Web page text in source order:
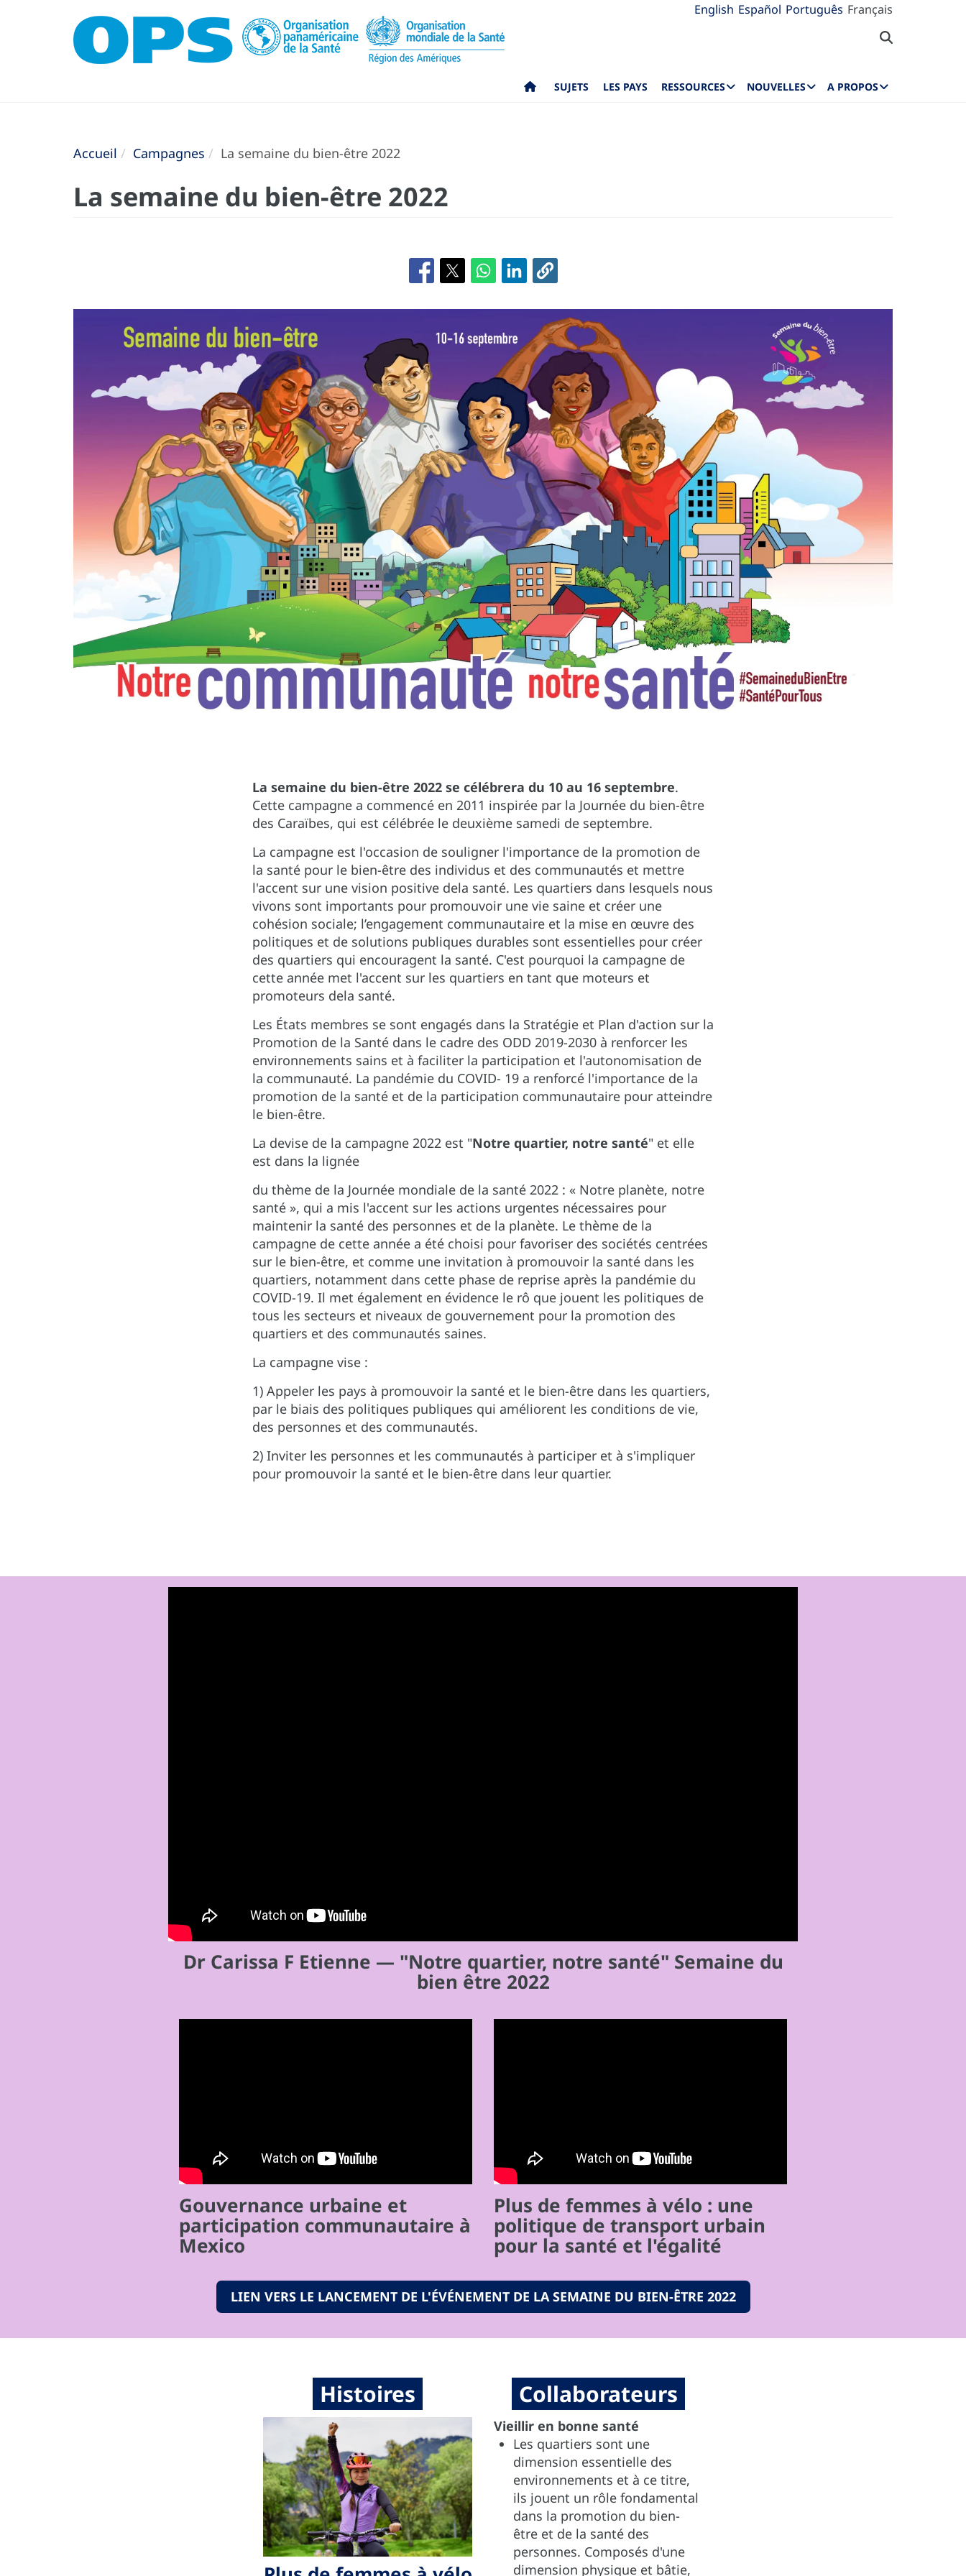
English Español Português Français
SUJETS LES PAYS RESSOURCES NOUVELLES A PROPOS
Accueil Campagnes La semaine du bien-être 2022
La semaine du bien-être 2022
La semaine du bien-être 2022 se célébrera du 10 au 16 septembre.
Cette campagne a commencé en 2011 inspirée par la Journée du bien-être
des Caraïbes, qui est célébrée le deuxième samedi de septembre.
La campagne est l'occasion de souligner l'importance de la promotion de
la santé pour le bien-être des individus et des communautés et mettre
l'accent sur une vision positive dela santé. Les quartiers dans lesquels nous
vivons sont importants pour promouvoir une vie saine et créer une
cohésion sociale; l’engagement communautaire et la mise en œuvre des
politiques et de solutions publiques durables sont essentielles pour créer
des quartiers qui encouragent la santé. C'est pourquoi la campagne de
cette année met l'accent sur les quartiers en tant que moteurs et
promoteurs dela santé.
Les États membres se sont engagés dans la Stratégie et Plan d'action sur la
Promotion de la Santé dans le cadre des ODD 2019-2030 à renforcer les
environnements sains et à faciliter la participation et l'autonomisation de
la communauté. La pandémie du COVID- 19 a renforcé l'importance de la
promotion de la santé et de la participation communautaire pour atteindre
le bien-être.
La devise de la campagne 2022 est "Notre quartier, notre santé" et elle
est dans la lignée
du thème de la Journée mondiale de la santé 2022 : « Notre planète, notre
santé », qui a mis l'accent sur les actions urgentes nécessaires pour
maintenir la santé des personnes et de la planète. Le thème de la
campagne de cette année a été choisi pour favoriser des sociétés centrées
sur le bien-être, et comme une invitation à promouvoir la santé dans les
quartiers, notamment dans cette phase de reprise après la pandémie du
COVID-19. Il met également en évidence le rô que jouent les politiques de
tous les secteurs et niveaux de gouvernement pour la promotion des
quartiers et des communautés saines.
La campagne vise :
1) Appeler les pays à promouvoir la santé et le bien-être dans les quartiers,
par le biais des politiques publiques qui améliorent les conditions de vie,
des personnes et des communautés.
2) Inviter les personnes et les communautés à participer et à s'impliquer
pour promouvoir la santé et le bien-être dans leur quartier.
Dr Carissa F Etienne — "Notre quartier, notre santé" Semaine du
bien être 2022
Gouvernance urbaine et
participation communautaire à
Mexico
Plus de femmes à vélo : une
politique de transport urbain
pour la santé et l'égalité
LIEN VERS LE LANCEMENT DE L'ÉVÉNEMENT DE LA SEMAINE DU BIEN-ÊTRE 2022
Histoires Collaborateurs
Vieillir en bonne santé
Les quartiers sont une
dimension essentielle des
environnements et à ce titre,
ils jouent un rôle fondamental
dans la promotion du bien-
être et de la santé des
personnes. Composés d'une
dimension physique et bâtie,